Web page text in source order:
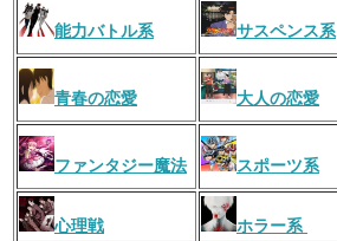
能力バトル系 サスペンス系
青春の恋愛 大人の恋愛
ファンタジー魔法 スポーツ系
心理戦 ホラー系